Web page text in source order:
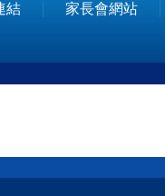
結 家長會網站